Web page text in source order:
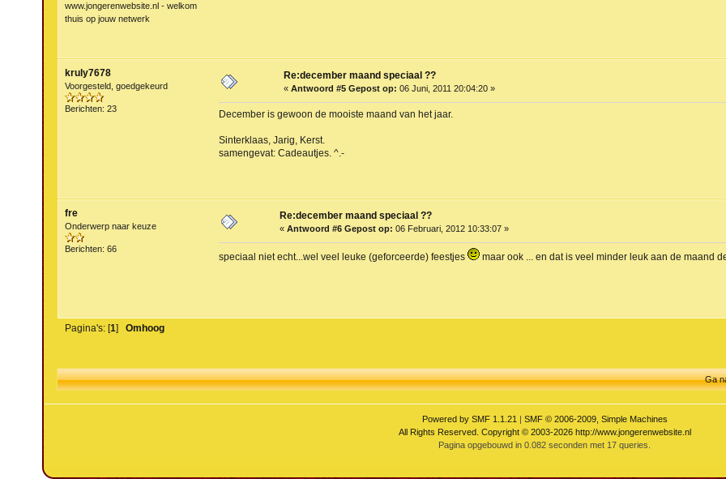
www.jongerenwebsite.nl - welkom
thuis op jouw netwerk
kruly7678
Voorgesteld, goedgekeurd
Berichten: 23
Re:december maand speciaal ??
«Antwoord #5 Gepost op: 06 Juni, 2011 20:04:20 »
December is gewoon de mooiste maand van het jaar.
Sinterklaas, Jarig, Kerst.
samengevat: Cadeautjes. ^.-
fre
Onderwerp naar keuze
Berichten: 66
Re:december maand speciaal ??
«Antwoord #6 Gepost op: 06 Februari, 2012 10:33:07 »
speciaal niet echt...wel veel leuke (geforceerde) feestjes maar ook ... en dat is veel minder leuk aan de maand
Pagina's: [1]Omhoog
Ga
Powered by SMF 1.1.21| SMF © 2006-2009, Simple Machines
All Rights Reserved. Copyright © 2003-2026 http://www.jongerenwebsite.nl
Pagina opgebouwd in 0.082 seconden met 17 queries.